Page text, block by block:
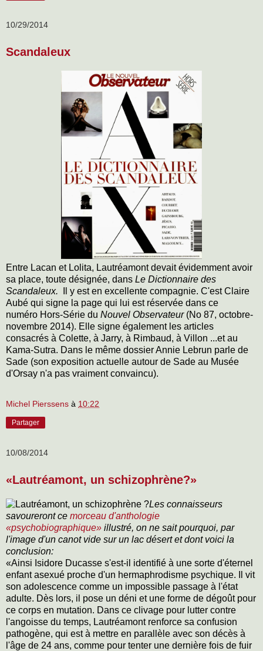
10/29/2014
Scandaleux
Entre Lacan et Lolita, Lautréamont devait évidemment avoir
sa place, toute désignée, dans Le Dictionnaire des
Scandaleux.
Il y est en excellente compagnie. C'est Claire
Aubé qui signe la page qui lui est réservée dans ce
numéro Hors-Série du Nouvel Observateur(No 87, octobre-
novembre 2014). Elle signe également les articles
consacrés à Colette, à Jarry, à Rimbaud, à Villon ...et au
Kama-Sutra. Dans le même dossier Annie Lebrun parle de
Sade (son exposition actuelle autour de Sade au Musée
d'Orsay n'a pas vraiment convaincu).
Michel Pierssens à 10:22
Partager
10/08/2014
«Lautréamont, un schizophrène?»
Les connaisseurs
savoureront ce morceau d'anthologie
«psychobiographique» illustré, on ne sait pourquoi, par
l'image d'un canot vide sur un lac désert et dont voici la
conclusion:
«Ainsi Isidore Ducasse s'est-il identifié à une sorte d'éternel
enfant asexué proche d'un hermaphrodisme psychique. Il vit
son adolescence comme un impossible passage à l'état
adulte. Dès lors, il pose un déni et une forme de dégoût pour
ce corps en mutation. Dans ce clivage pour lutter contre
l'angoisse du temps, Lautréamont renforce sa confusion
pathogène, qui est à mettre en parallèle avec son décès à
l'âge de 24 ans, comme pour tenter une dernière fois de fuir